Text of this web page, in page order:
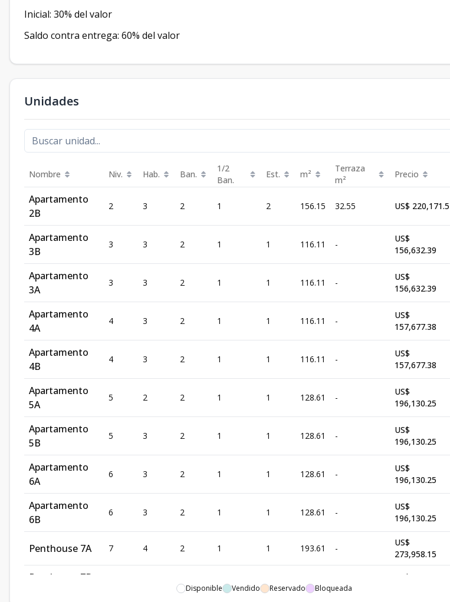
Inicial: 30% del valor
Saldo contra entrega: 60% del valor
Unidades
Nombre Niv. Hab. Ban.
1/2
Ban.
Est. m²
Terraza
m²
Precio
Apartamento
2B
2 3 2 1 2 156.15 32.55 US$ 220,171.5
Apartamento
3B
3 3 2 1 1 116.11 -
US$
156,632.39
Apartamento
3A
3 3 2 1 1 116.11 -
US$
156,632.39
Apartamento
4A
4 3 2 1 1 116.11 -
US$
157,677.38
Apartamento
4B
4 3 2 1 1 116.11 -
US$
157,677.38
Apartamento
5A
5 2 2 1 1 128.61 -
US$
196,130.25
Apartamento
5B
5 3 2 1 1 128.61 -
US$
196,130.25
Apartamento
6A
6 3 2 1 1 128.61 -
US$
196,130.25
Apartamento
6B
6 3 2 1 1 128.61 -
US$
196,130.25
Penthouse 7A 7 4 2 1 1 193.61 -
US$
273,958.15
Penthouse 7B US$ 254,066.4
Disponible Vendido Reservado Bloqueada